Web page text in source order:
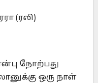
(ரலி)
நோற்பது
ஒரு நாள்